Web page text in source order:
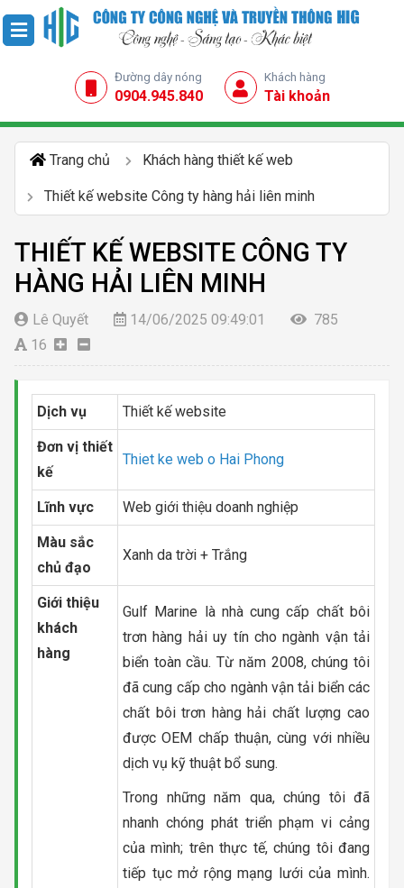
Đường dây nóng
0904.945.840
Khách hàng
Tài khoản
Trang chủ Khách hàng thiết kế web
Thiết kế website Công ty hàng hải liên minh
THIẾT KẾ WEBSITE CÔNG TY
HÀNG HẢI LIÊN MINH
Lê Quyết 14/06/2025 09:49:01
785
16
Dịch vụ Thiết kế website
Đơn vị thiết
kế
Thiet ke web o Hai Phong
Lĩnh vực Web giới thiệu doanh nghiệp
Màu sắc
chủ đạo
Xanh da trời + Trắng
Giới thiệu
khách
hàng
Gulf Marine là nhà cung cấp chất bôi
trơn hàng hải uy tín cho ngành vận tải
biển toàn cầu. Từ năm 2008, chúng tôi
đã cung cấp cho ngành vận tải biển các
chất bôi trơn hàng hải chất lượng cao
được OEM chấp thuận, cùng với nhiều
dịch vụ kỹ thuật bổ sung.
Trong những năm qua, chúng tôi đã
nhanh chóng phát triển phạm vi cảng
của mình; trên thực tế, chúng tôi đang
tiếp tục mở rộng mạng lưới của mình.